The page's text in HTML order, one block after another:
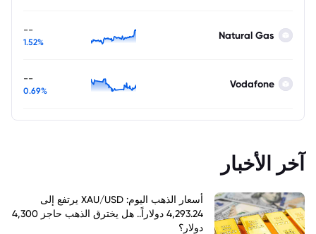
Natural Gas
--
1.52%
Vodafone
--
0.69%
آخر الأخبار
أسعار الذهب اليوم: XAU/USD يرتفع إلى
4,293.24 دولاراً.. هل يخترق الذهب حاجز 4,300
دولار؟